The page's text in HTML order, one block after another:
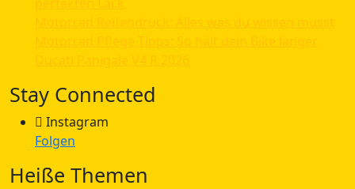
Stay Connected
Instagram
Folgen
Heiße Themen